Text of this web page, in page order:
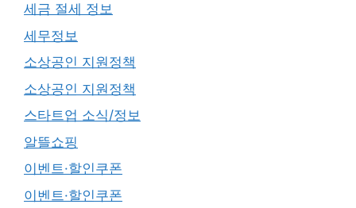
세금 절세 정보
세무정보
소상공인 지원정책
소상공인 지원정책
스타트업 소식/정보
알뜰쇼핑
이벤트·할인쿠폰
이벤트·할인쿠폰